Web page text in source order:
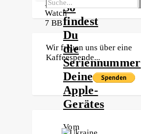
So
findest
Du
die
Seriennummer
Deines
Apple-
Gerätes
Vom
Wir freuen uns über eine
Kaffeespende...